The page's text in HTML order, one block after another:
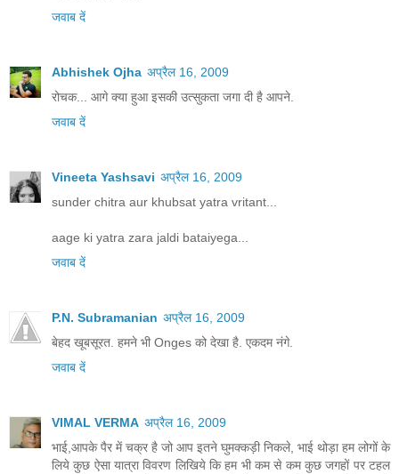
जवाब दें
Abhishek Ojha अप्रैल 16, 2009
रोचक... आगे क्या हुआ इसकी उत्सुकता जगा दी है आपने.
जवाब दें
Vineeta Yashsavi अप्रैल 16, 2009
sunder chitra aur khubsat yatra vritant...
aage ki yatra zara jaldi bataiyega...
जवाब दें
P.N. Subramanian अप्रैल 16, 2009
बेहद खूबसूरत. हमने भी Onges को देखा है. एकदम नंगे.
जवाब दें
VIMAL VERMA अप्रैल 16, 2009
भाई,आपके पैर में चक्र है जो आप इतने घुमक्कड़ी निकले, भाई थोड़ा हम लोगों के
लिये कुछ ऐसा यात्रा विवरण लिखिये कि हम भी कम से कम कुछ जगहों पर टहल